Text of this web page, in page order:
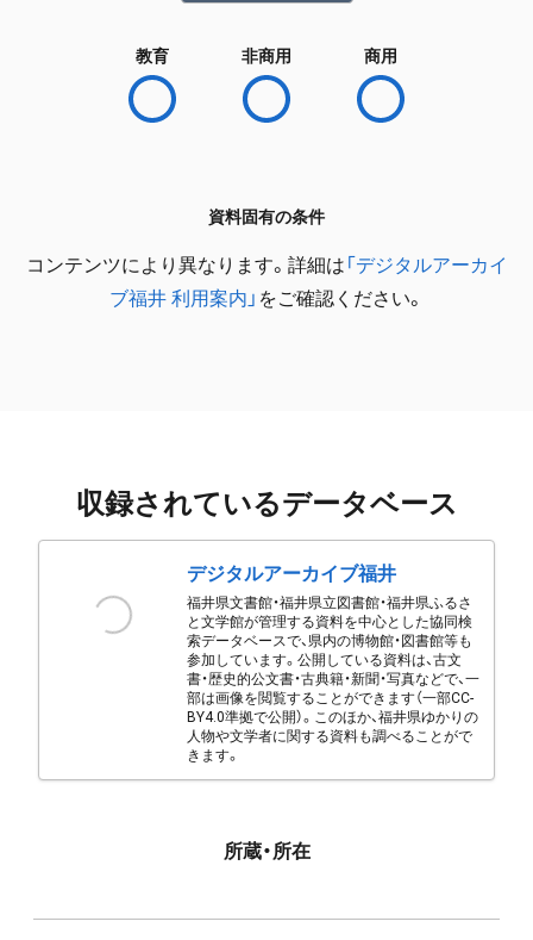
教育 非商用 商用
資料固有の条件
コンテンツにより異なります。詳細は 「デジタルアーカイ
ブ福井 利用案内」 をご確認ください。
収録されているデータベース
デジタルアーカイブ福井
福井県文書館・福井県立図書館・福井県ふるさ
と文学館が管理する資料を中心とした協同検
索データベースで、県内の博物館・図書館等も
参加しています。公開している資料は、古文
書・歴史的公文書・古典籍・新聞・写真などで、一
部は画像を閲覧することができます（一部CC-
BY4.0準拠で公開）。このほか、福井県ゆかりの
人物や文学者に関する資料も調べることがで
きます。
所蔵・所在